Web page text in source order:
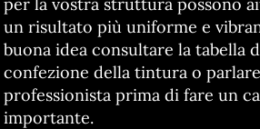
un risultato più uniforme e
buona idea consultare la tabella
confezione della tintura o
professionista prima di fare un
importante.